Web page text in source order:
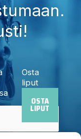
Osta
liput
OSTA
LIPUT